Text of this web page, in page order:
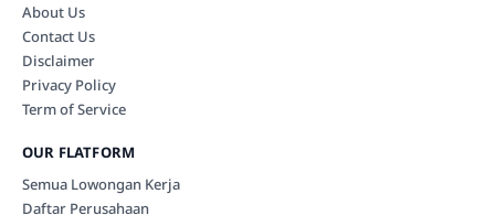
About Us
Contact Us
Disclaimer
Privacy Policy
Term of Service
OUR FLATFORM
Semua Lowongan Kerja
Daftar Perusahaan